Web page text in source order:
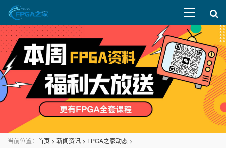
当前位置： 首页 > 新闻资讯 > FPGA之家动态 >